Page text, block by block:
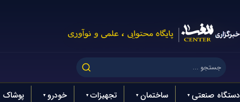
دستگاه صنعتی ساختمان تجهیزات خودرو پوشاک